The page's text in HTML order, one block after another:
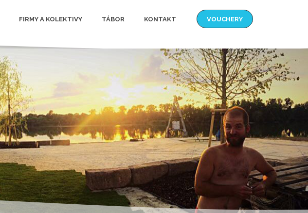
FIRMY A KOLEKTIVY TÁBOR KONTAKT VOUCHERY